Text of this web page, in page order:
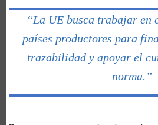
“La UE busca trabajar en
países productores para
trazabilidad y apoyar el
norma.”